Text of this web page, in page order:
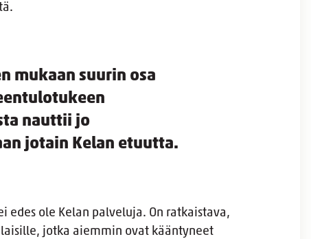
mukaan suurin osa
nauttii jo
jotain Kelan etuutta.
edes ole Kelan palveluja. On ratkaistava,
jotka aiemmin ovat kääntyneet